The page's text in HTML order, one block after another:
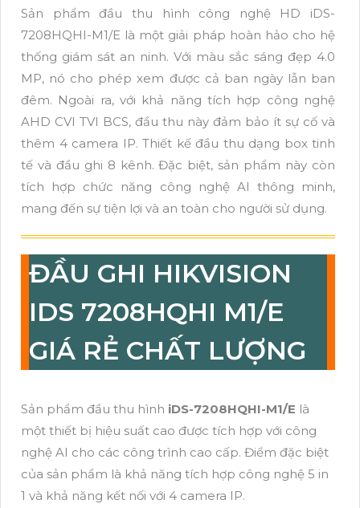
Sản phẩm đầu thu hình công nghệ HD iDS-
7208HQHI-M1/E là một giải pháp hoàn hảo cho hệ
thống giám sát an ninh. Với màu sắc sáng đẹp 4.0
MP, nó cho phép xem được cả ban ngày lẫn ban
đêm. Ngoài ra, với khả năng tích hợp công nghệ
AHD CVI TVI BCS, đầu thu này đảm bảo ít sự cố và
thêm 4 camera IP. Thiết kế đầu thu dạng box tinh
tế và đầu ghi 8 kênh. Đặc biệt, sản phẩm này còn
tích hợp chức năng công nghệ AI thông minh,
mang đến sự tiện lợi và an toàn cho người sử dụng.
ĐẦU GHI HIKVISION
IDS 7208HQHI M1/E
GIÁ RẺ CHẤT LƯỢNG
Sản phẩm đầu thu hình iDS-7208HQHI-M1/E là
một thiết bị hiệu suất cao được tích hợp với công
nghệ AI cho các công trình cao cấp. Điểm đặc biệt
của sản phẩm là khả năng tích hợp công nghệ 5 in
1 và khả năng kết nối với 4 camera IP.